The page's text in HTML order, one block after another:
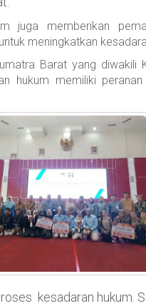
juga memberikan
meningkatkan
Barat yang diwakili
hukum memiliki
kesadaran hukum.